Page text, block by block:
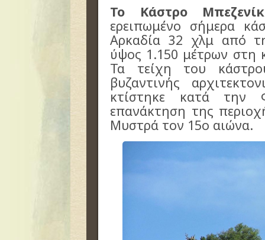
Το Κάστρο
ερειπωμένο σήμερα
Αρκαδία 32 χλμ από
ύψος 1.150 μέτρων
Τα τείχη του
βυζαντινής
κτίστηκε κατά την
επανάκτηση της
Μυστρά τον 15ο αιώνα.